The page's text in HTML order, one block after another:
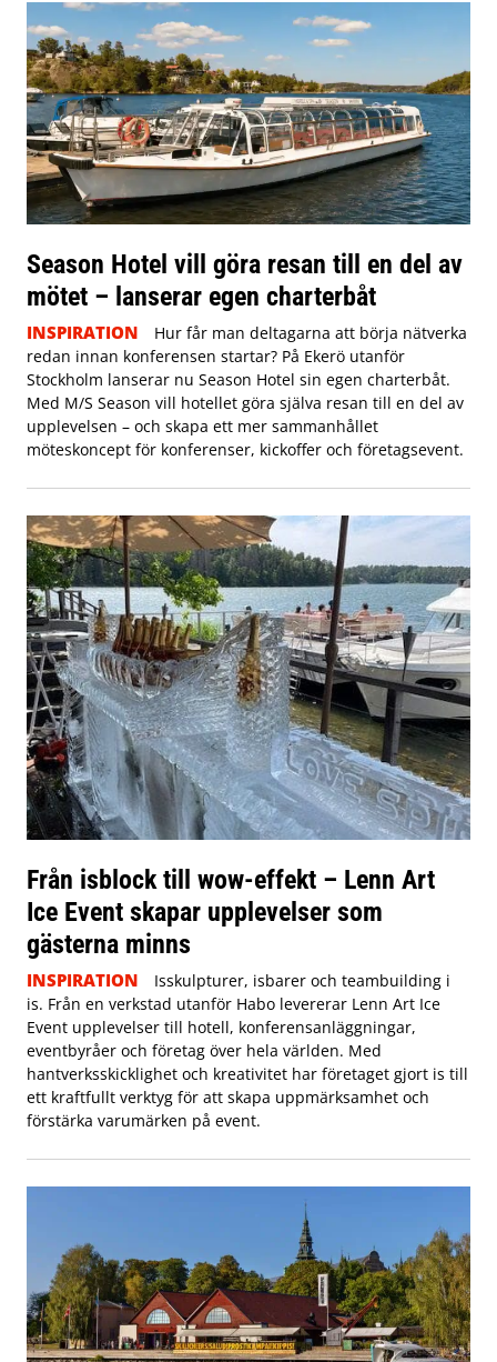
Season Hotel vill göra resan till en del av
mötet – lanserar egen charterbåt
INSPIRATION
Hur får man deltagarna att börja nätverka
redan innan konferensen startar? På Ekerö utanför
Stockholm lanserar nu Season Hotel sin egen charterbåt.
Med M/S Season vill hotellet göra själva resan till en del av
upplevelsen – och skapa ett mer sammanhållet
möteskoncept för konferenser, kickoffer och företagsevent.
Från isblock till wow-effekt – Lenn Art
Ice Event skapar upplevelser som
gästerna minns
INSPIRATION
Isskulpturer, isbarer och teambuilding i
is. Från en verkstad utanför Habo levererar Lenn Art Ice
Event upplevelser till hotell, konferensanläggningar,
eventbyråer och företag över hela världen. Med
hantverksskicklighet och kreativitet har företaget gjort is till
ett kraftfullt verktyg för att skapa uppmärksamhet och
förstärka varumärken på event.